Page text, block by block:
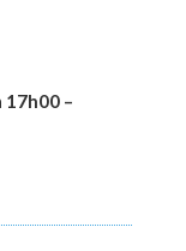
17h00 –